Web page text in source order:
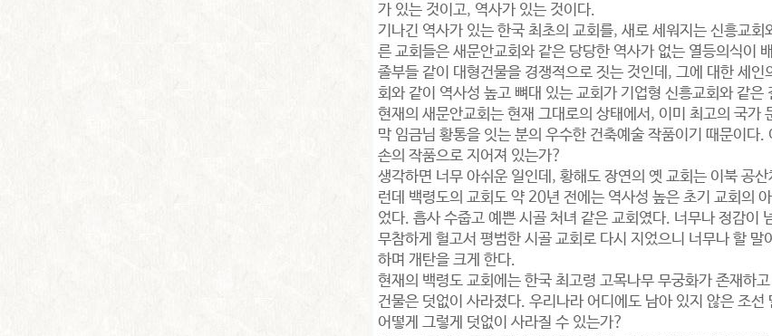
가 있는 것이고, 역사가 있는 것이다.
기나긴 역사가 있는 한국 최초의 교회를, 새로 세워지는 신흥교
른 교회들은 새문안교회와 같은 당당한 역사가 없는 열등의식이
졸부들 같이 대형건물을 경쟁적으로 짓는 것인데, 그에 대한 세
회와 같이 역사성 높고 뼈대 있는 교회가 기업형 신흥교회와 같
현재의 새문안교회는 현재 그대로의 상태에서, 이미 최고의 국가
막 임금님 황통을 잇는 분의 우수한 건축예술 작품이기 때문이다
손의 작품으로 지어져 있는가?
생각하면 너무 아쉬운 일인데, 황해도 장연의 옛 교회는 이북 공
런데 백령도의 교회도 약 20년 전에는 역사성 높은 초기 교회의
었다. 흡사 수줍고 예쁜 시골 처녀 같은 교회였다. 너무나 정감이
무참하게 헐고서 평범한 시골 교회로 다시 지었으니 너무나 할
하며 개탄을 크게 한다.
현재의 백령도 교회에는 한국 최고령 고목나무 무궁화가 존재하
건물은 덧없이 사라졌다. 우리나라 어디에도 남아 있지 않은 조
어떻게 그렇게 덧없이 사라질 수 있는가?